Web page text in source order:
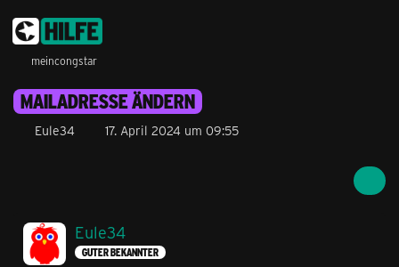
meincongstar
MAILADRESSE ÄNDERN
Eule34 17. April 2024 um 09:55
Eule34
GUTER BEKANNTER